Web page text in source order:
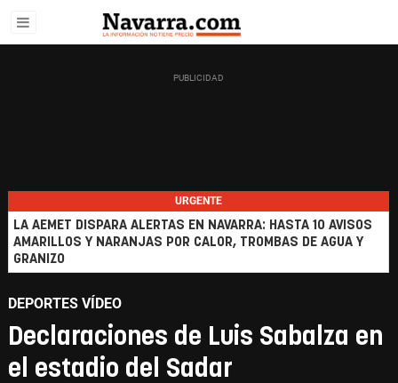
URGENTE
LA AEMET DISPARA ALERTAS EN NAVARRA: HASTA 10 AVISOS
AMARILLOS Y NARANJAS POR CALOR, TROMBAS DE AGUA Y
GRANIZO
DEPORTES VÍDEO
Declaraciones de Luis Sabalza en
el estadio del Sadar